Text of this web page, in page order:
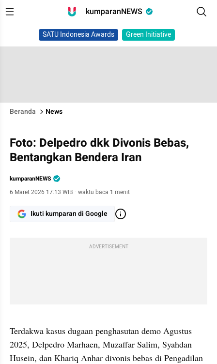
kumparanNEWS
SATU Indonesia Awards Green Initiative
Beranda News
Foto: Delpedro dkk Divonis Bebas,
Bentangkan Bendera Iran
kumparanNEWS
6 Maret 2026 17:13 WIB · waktu baca 1 menit
Ikuti kumparan di Google
ADVERTISEMENT
Terdakwa kasus dugaan penghasutan demo Agustus
2025, Delpedro Marhaen, Muzaffar Salim, Syahdan
Husein, dan Khariq Anhar divonis bebas di Pengadilan